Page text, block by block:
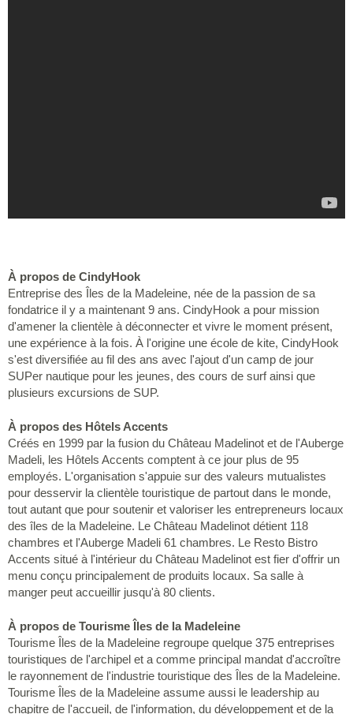
À propos de CindyHook
Entreprise des Îles de la Madeleine, née de la passion de sa
fondatrice il y a maintenant 9 ans. CindyHook a pour mission
d'amener la clientèle à déconnecter et vivre le moment présent,
une expérience à la fois. À l'origine une école de kite, CindyHook
s'est diversifiée au fil des ans avec l'ajout d'un camp de jour
SUPer nautique pour les jeunes, des cours de surf ainsi que
plusieurs excursions de SUP.
À propos des Hôtels Accents
Créés en 1999 par la fusion du Château Madelinot et de l'Auberge
Madeli, les Hôtels Accents comptent à ce jour plus de 95
employés. L'organisation s'appuie sur des valeurs mutualistes
pour desservir la clientèle touristique de partout dans le monde,
tout autant que pour soutenir et valoriser les entrepreneurs locaux
des îles de la Madeleine. Le Château Madelinot détient 118
chambres et l'Auberge Madeli 61 chambres. Le Resto Bistro
Accents situé à l'intérieur du Château Madelinot est fier d'offrir un
menu conçu principalement de produits locaux. Sa salle à
manger peut accueillir jusqu'à 80 clients.
À propos de Tourisme Îles de la Madeleine
Tourisme Îles de la Madeleine regroupe quelque 375 entreprises
touristiques de l'archipel et a comme principal mandat d'accroître
le rayonnement de l'industrie touristique des Îles de la Madeleine.
Tourisme Îles de la Madeleine assume aussi le leadership au
chapitre de l'accueil, de l'information, du développement et de la